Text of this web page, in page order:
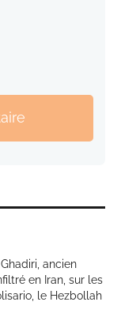
ancien
en Iran, sur les
le Hezbollah